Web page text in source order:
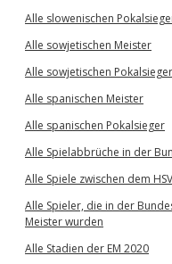
Alle slowenischen
Alle sowjetischen Meister
Alle sowjetischen Pokalsieger
Alle spanischen Meister
Alle spanischen Pokalsieger
Alle Spielabbrüche in der
Alle Spiele zwischen dem
Alle Spieler, die in der
Meister wurden
Alle Stadien der EM 2020